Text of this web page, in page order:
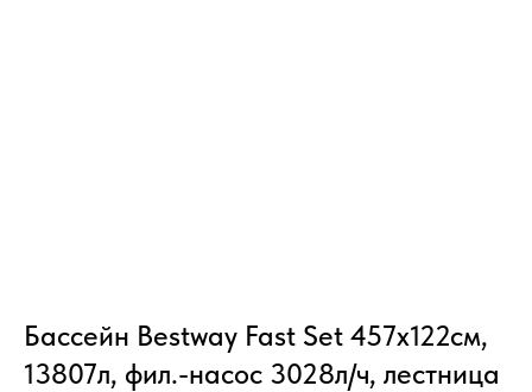
Бассейн Bestway Fast Set 457х122см,
13807л, фил.-насос 3028л/ч, лестница